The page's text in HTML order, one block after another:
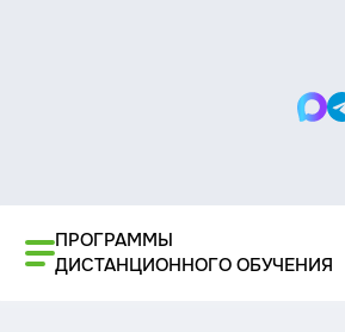
ПРОГРАММЫ
ДИСТАНЦИОННОГО ОБУЧЕНИЯ